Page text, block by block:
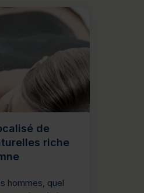
de
riche
hommes, quel